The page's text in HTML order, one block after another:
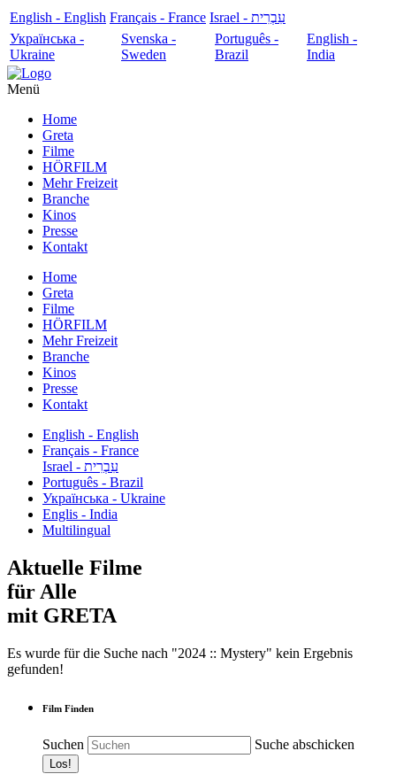
English - English Français - France
עִבְרִית - Israel
Українська -
Ukraine
Svenska -
Sweden
Português -
Brazil
English -
India
Menü
Home
Greta
Filme
HÖRFILM
Mehr Freizeit
Branche
Kinos
Presse
Kontakt
Home
Greta
Filme
HÖRFILM
Mehr Freizeit
Branche
Kinos
Presse
Kontakt
English - English
Français - France
עִבְרִית - Israel
Português - Brazil
Українська - Ukraine
Englis - India
Multilingual
Aktuelle Filme
für Alle
mit GRETA
Es wurde für die Suche nach "2024 :: Mystery" kein Ergebnis
gefunden!
Film Finden
Suchen Suche abschicken